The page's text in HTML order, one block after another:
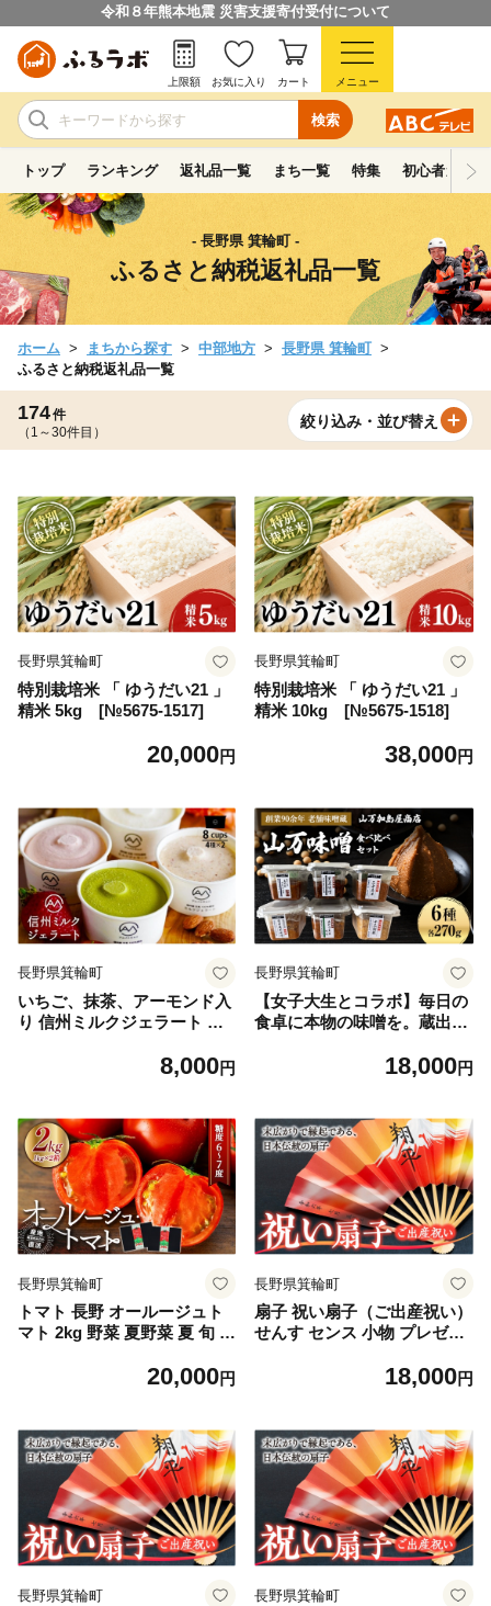
令和８年熊本地震 災害支援寄付受付について
検索
上限額 お気に入り カート メニュー
トップ ランキング 返礼品一覧 まち一覧 特集 初心者ガイド
- 長野県 箕輪町 -
ふるさと納税返礼品一覧
ホーム まちから探す 中部地方
長野県 箕輪町
ふるさと納税返礼品一覧
174件
（1～30件目）
絞り込み・並び替え
長野県箕輪町
特別栽培米 「 ゆうだい21 」
精米 5kg [№5675-1517]
20,000円
長野県箕輪町
特別栽培米 「 ゆうだい21 」
精米 10kg [№5675-1518]
38,000円
長野県箕輪町
いちご、抹茶、アーモンド入
り 信州ミルクジェラート 計8
イーツ ひんやりスイーツ お
8,000円
長野県箕輪町
【女子大生とコラボ】毎日の
食卓に本物の味噌を。蔵出し
ト [№5675-1521]18,000円
長野県箕輪町
トマト 長野 オールージュト
マト 2kg 野菜 夏野菜 夏 旬 旬
ラル 抗酸化 リコピン 美容 健
75-1391]
20,000円
長野県箕輪町
扇子 祝い扇子（ご出産祝い）
せんす センス 小物 プレゼン
18,000円
長野県箕輪町 長野県箕輪町